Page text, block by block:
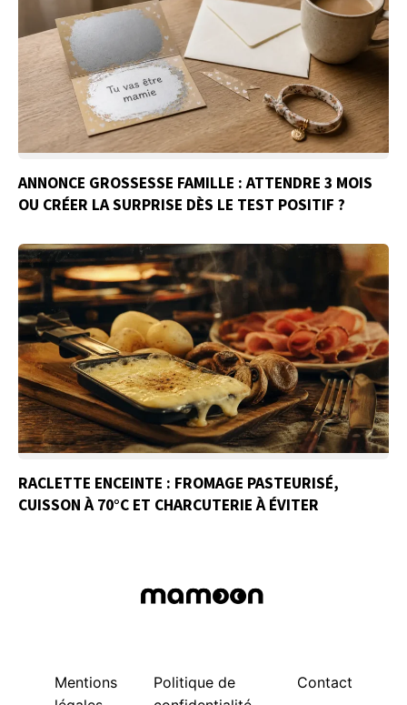
ANNONCE GROSSESSE FAMILLE : ATTENDRE 3 MOIS
OU CRÉER LA SURPRISE DÈS LE TEST POSITIF ?
RACLETTE ENCEINTE : FROMAGE PASTEURISÉ,
CUISSON À 70°C ET CHARCUTERIE À ÉVITER
Mentions
Politique de
Contact